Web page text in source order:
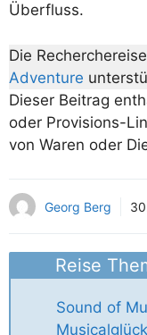
Überfluss.
Die
Adventure
Dieser Beitrag
oder Provisions-
von Waren oder
Georg Berg
Reise
Sound of
Musicalglück